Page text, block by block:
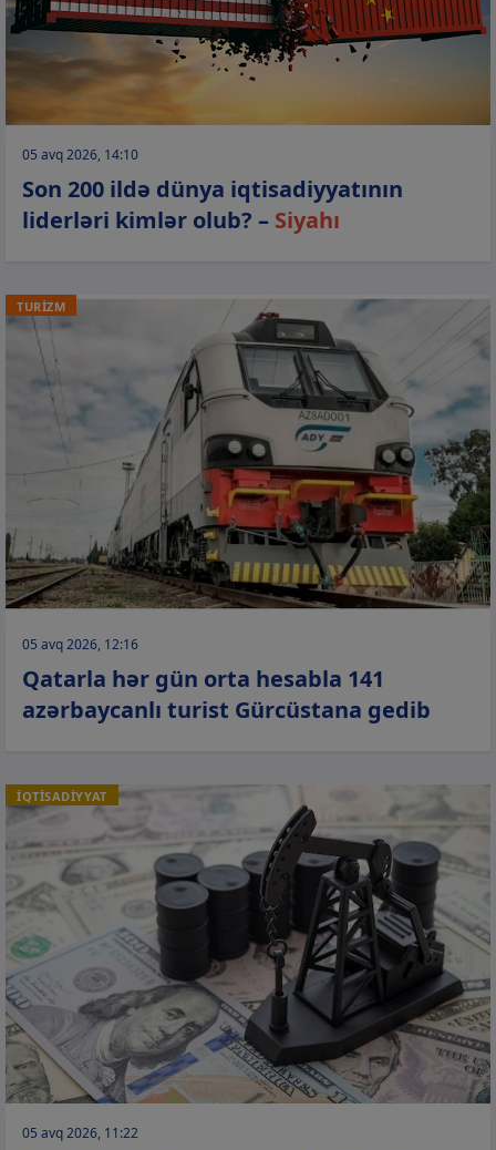
05 avq 2026, 14:10
Son 200 ildə dünya iqtisadiyyatının
liderləri kimlər olub? – Siyahı
TURİZM
05 avq 2026, 12:16
Qatarla hər gün orta hesabla 141
azərbaycanlı turist Gürcüstana gedib
İQTİSADİYYAT
05 avq 2026, 11:22